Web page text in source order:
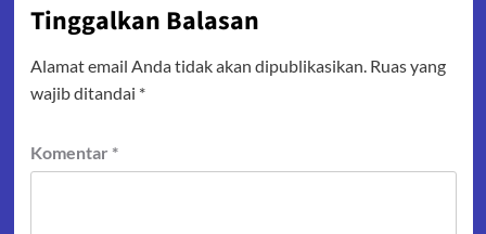
Tinggalkan Balasan
Alamat email Anda tidak akan dipublikasikan. Ruas yang
wajib ditandai *
Komentar *